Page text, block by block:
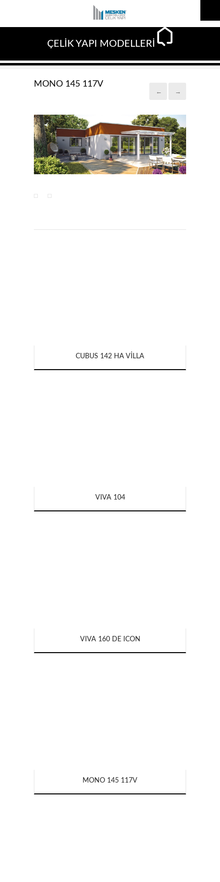
ÇELİK YAPI MODELLERİ
MONO 145 117V
→
←
CUBUS 142 HA VILLA
VIVA 104
VIVA 160 DE ICON
MONO 145 117V